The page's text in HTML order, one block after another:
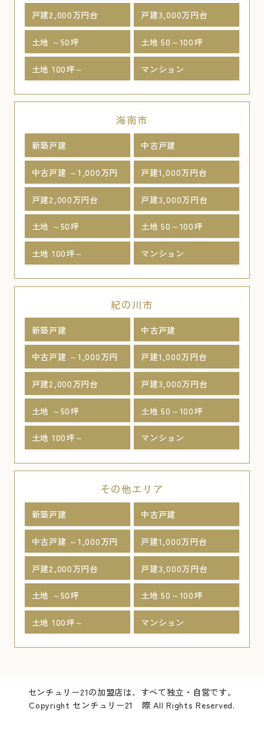
戸建2,000万円台 戸建3,000万円台
土地 ～50坪 土地 50～100坪
土地 100坪～ マンション
海南市
新築戸建 中古戸建
中古戸建 ～1,000万円 戸建1,000万円台
戸建2,000万円台 戸建3,000万円台
土地 ～50坪 土地 50～100坪
土地 100坪～ マンション
紀の川市
新築戸建 中古戸建
中古戸建 ～1,000万円 戸建1,000万円台
戸建2,000万円台 戸建3,000万円台
土地 ～50坪 土地 50～100坪
土地 100坪～ マンション
その他エリア
新築戸建 中古戸建
中古戸建 ～1,000万円 戸建1,000万円台
戸建2,000万円台 戸建3,000万円台
土地 ～50坪 土地 50～100坪
土地 100坪～ マンション
センチュリー21の加盟店は、すべて独立・自営です。
Copyright センチュリー21 際 All Rights Reserved.